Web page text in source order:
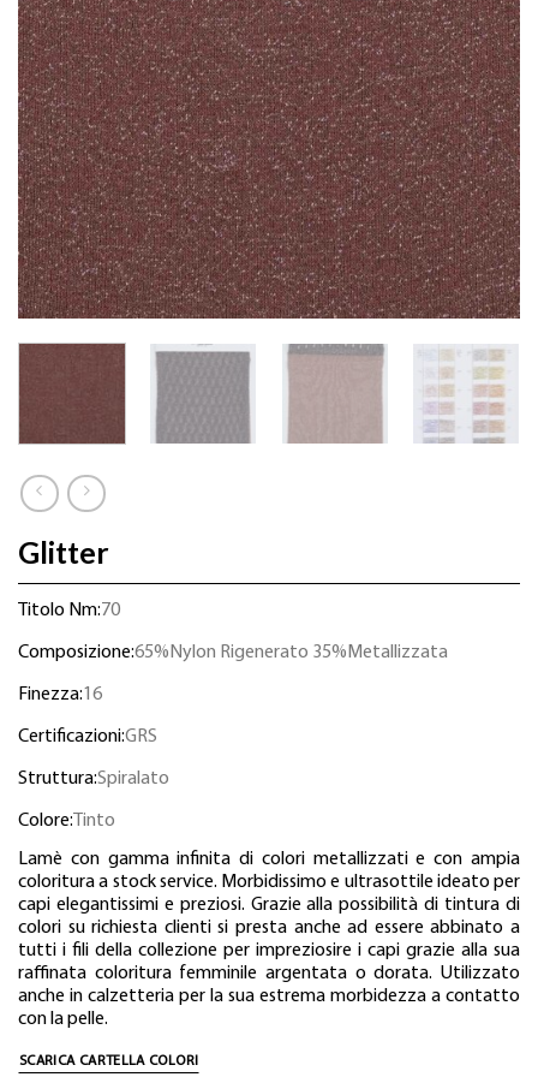
Glitter
Titolo Nm:70
Composizione:65%Nylon Rigenerato 35%Metallizzata
Finezza:16
Certificazioni:GRS
Struttura:Spiralato
Colore:Tinto
Lamè con gamma infinita di colori metallizzati e con ampia
coloritura a stock service. Morbidissimo e ultrasottile ideato per
capi elegantissimi e preziosi. Grazie alla possibilità di tintura di
colori su richiesta clienti si presta anche ad essere abbinato a
tutti i fili della collezione per impreziosire i capi grazie alla sua
raffinata coloritura femminile argentata o dorata. Utilizzato
anche in calzetteria per la sua estrema morbidezza a contatto
con la pelle.
SCARICA CARTELLA COLORI